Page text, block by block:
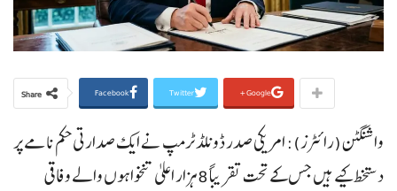
Share Facebook Twitter Google+
واشنگٹن (رائٹرز): امریکی صدر ڈونلڈ ٹرمپ نے ایک صدارتی حکم نامے پر
دستخط کیے ہیں جس کے تحت تقریباً 8 ہزار اعلیٰ تنخواہوں والے وفاقی